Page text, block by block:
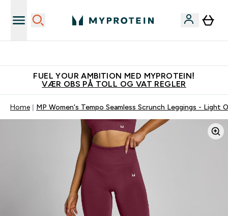
FUEL YOUR AMBITION MED MYPROTEIN!
VÆR OBS PÅ TOLL OG VAT REGLER
Home MP Women's Tempo Seamless Scrunch Leggings - Light